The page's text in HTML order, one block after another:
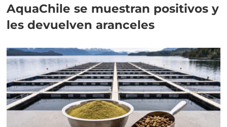
AquaChile se muestran positivos y
les devuelven aranceles